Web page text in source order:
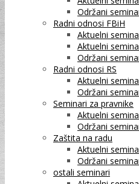
Održani
Radni odnosi FBiH
Aktuelni
Aktuelni
Održani
Radni odnosi RS
Aktuelni
Održani
Seminari za pravnike
Aktuelni
Održani
Zaštita na radu
Aktuelni
Održani
ostali seminari